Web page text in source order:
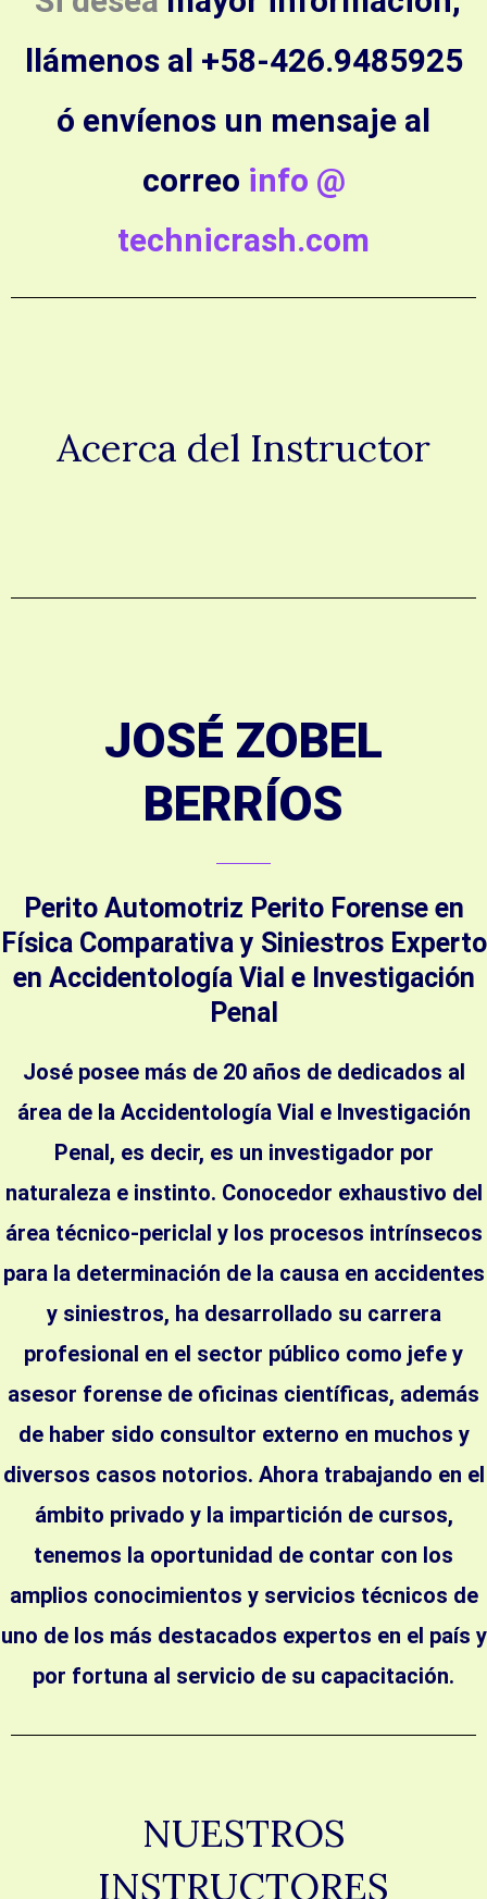
llámenos al +58-426.9485925
ó envíenos un mensaje al
correo info @
technicrash.com
Acerca del Instructor
JOSÉ ZOBEL
BERRÍOS
Perito Automotriz Perito Forense en
Física Comparativa y Siniestros Experto
en Accidentología Vial e Investigación
Penal
José posee más de 20 años de dedicados al
área de la Accidentología Vial e Investigación
Penal, es decir, es un investigador por
naturaleza e instinto. Conocedor exhaustivo del
área técnico-periclal y los procesos intrínsecos
para la determinación de la causa en accidentes
y siniestros, ha desarrollado su carrera
profesional en el sector público como jefe y
asesor forense de oficinas científicas, además
de haber sido consultor externo en muchos y
diversos casos notorios. Ahora trabajando en el
ámbito privado y la impartición de cursos,
tenemos la oportunidad de contar con los
amplios conocimientos y servicios técnicos de
uno de los más destacados expertos en el país y
por fortuna al servicio de su capacitación.
NUESTROS
INSTRUCTORES